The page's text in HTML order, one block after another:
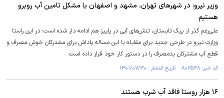
وزیر نیرو: در شهر‌های تهران، مشهد و اصفهان با مشکل تامین آب روبرو
هستیم
علی‌رغم گذر از پیک تابستان، تنش‌های آبی در پاییز هم ادامه دار شده است؛ در این راستا
وزارت نیرو در طرحی جدید برای مقابله با این مساله پاداش برای مشترکان خوش مصرف و
قطع آب مشترکان بدمصرف را در دستور کار خود قرار داده است.
کد خبر: ۸۰۲۵۳۸ تاریخ انتشار : ۱۴۰۱/۰۷/۳۰
۱۶ هزار روستا فاقد آب شرب هستند